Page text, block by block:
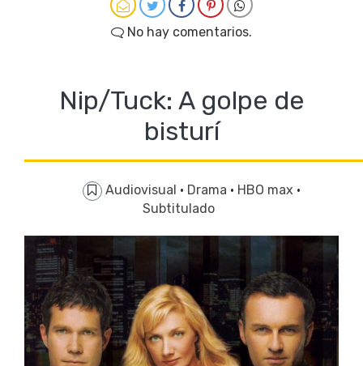
No hay comentarios.
Nip/Tuck: A golpe de
bisturí
Audiovisual · Drama · HBO max ·
Subtitulado